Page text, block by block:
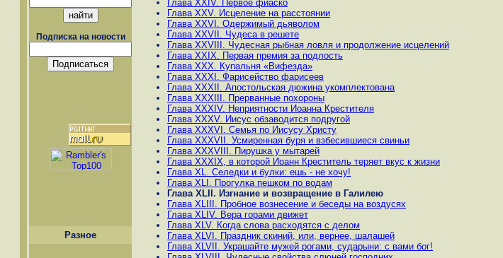
Подписка на новости
Разное
Глава XXIV. Первое фиаско
Глава XXV. Исцеление на расстоянии
Глава XXVI. Одержимый дьяволом
Глава XXVII. Чудеса в решете
Глава XXVIII. Чудесная рыбная ловля и продолжение исцелений
Глава XXIX. Первая премия за подлость
Глава XXX. Купальня «Вифезда»
Глава XXXI. Фарисейство фарисеев
Глава XXXII. Апостольская дюжина укомплектована
Глава XXXIII. Прерванные похороны
Глава XXXIV. Неприятности Иоанна Крестителя
Глава XXXV. Иисус обзаводится подругой
Глава XXXVI. Семья по Иисусу Христу
Глава XXXVII. Усмиренная буря и взбесившиеся свиньи
Глава XXXVIII. Пирушка у мытарей
Глава XXXIX, в которой Иоанн Креститель теряет вкус к жизни
Глава XL. Селедки и булки: ешь - не хочу!
Глава ХLI. Прогулка пешком по водам
Глава ХLII. Изгнание и возвращение в Галилею
Глава XLIII. Пробное вознесение и беседы на воздусях
Глава ХLIV. Вера горами движет
Глава ХLV. Когда слова расходятся с делом
Глава ХLVI. Праздник скиний, или, вернее, шалашей
Глава ХLVII. Украшайте мужей рогами, сударыни: с вами бог!